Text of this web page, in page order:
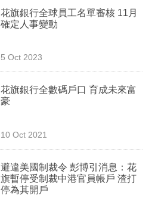
花旗銀行全球員工名單審核 11月
確定人事變動
5 Oct 2023
花旗銀行全數碼戶口 育成未來富
豪
10 Oct 2021
避違美國制裁令 彭博引消息：花
旗暫停受制裁中港官員帳戶 渣打
停為其開戶